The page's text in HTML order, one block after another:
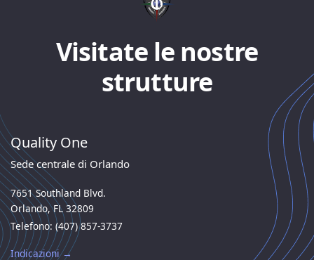
Visitate le nostre
strutture
Quality One
Sede centrale di Orlando
7651 Southland Blvd.
Orlando, FL 32809
Telefono: (407) 857-3737
Indicazioni →